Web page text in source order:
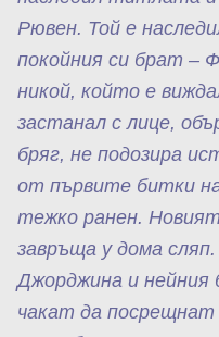
Рювен. Той е
покойния си брат –
никой, който е
застанал с лице,
бряг, не подозира
от първите битки
тежко ранен.
завръща у дома
Джорджина и
чакат да посрещнат